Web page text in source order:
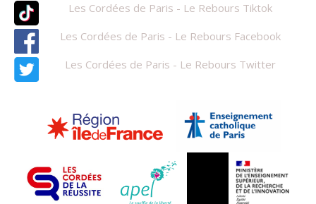
Les Cordées de Paris - Le Rebours Tiktok
Les Cordées de Paris - Le Rebours Facebook
Les Cordées de Paris - Le Rebours Twitter